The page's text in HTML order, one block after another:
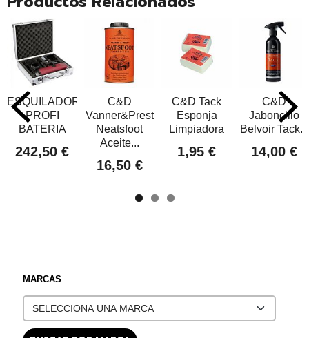
MARCAS
ESQUILADORA
PROFI
BATERIA
242,50 €
C&D
Vanner&Prest
Neatsfoot
Aceite...
16,50 €
C&D Tack
Esponja
Limpiadora
1,95 €
C&D
Jaboncillo
Belvoir Tack...
14,00 €